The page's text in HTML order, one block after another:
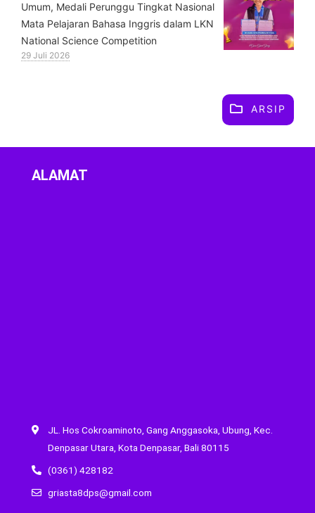
Umum, Medali Perunggu Tingkat Nasional
Mata Pelajaran Bahasa Inggris dalam LKN
National Science Competition
29 Juli 2026
ARSIP
ALAMAT
JL. Hos Cokroaminoto, Gang Anggasoka, Ubung, Kec.
Denpasar Utara, Kota Denpasar, Bali 80115
(0361) 428182
griasta8dps@gmail.com